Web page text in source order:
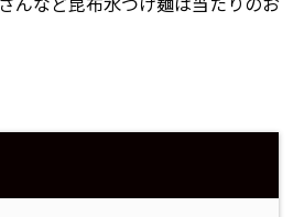
んなど昆布水つけ麺は当たりのお